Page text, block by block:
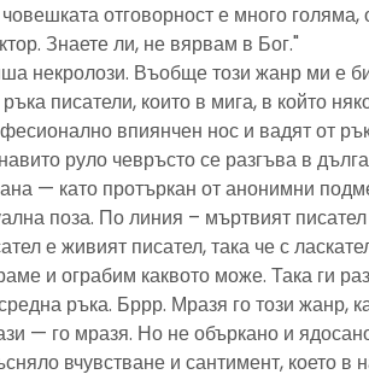
отговорност е много
Знаете ли, не вярвам в Бог."
некролози. Въобще този жанр ми е
писатели, които в мига, в който
впиянчен нос и вадят от
руло чевръсто се разгъва в
— като протъркан от анонимни
поза. По линия – мъртвият
е живият писател, така че с
и ограбим каквото може. Така ги
ръка. Бррр. Мразя го този жанр,
— го мразя. Но не объркано и
вчувстване и сантимент, което в